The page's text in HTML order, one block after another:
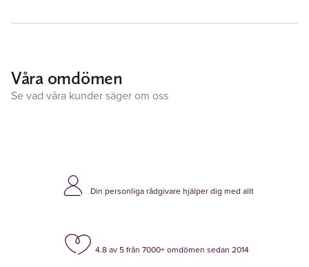
Våra omdömen
Se vad våra kunder säger om oss
Din personliga rådgivare hjälper dig med allt
4.8 av 5 från 7000+ omdömen sedan 2014